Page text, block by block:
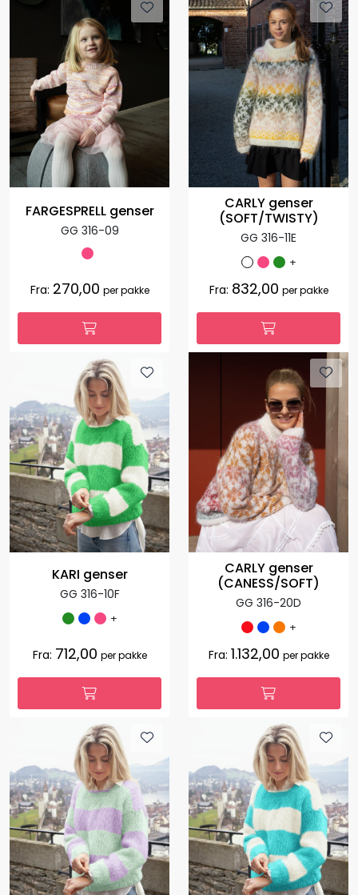
FARGESPRELL genser
GG 316-09
Fra: 270,00 per pakke
CARLY genser
(SOFT/TWISTY)
GG 316-11E
+
Fra: 832,00 per pakke
KARI genser
GG 316-10F
+
Fra: 712,00 per pakke
CARLY genser
(CANESS/SOFT)
GG 316-20D
+
Fra: 1.132,00 per pakke